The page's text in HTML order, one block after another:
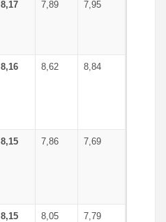
8,17 7,89 7,95
8,16 8,62 8,84
8,15 7,86 7,69
8,15 8,05 7,79